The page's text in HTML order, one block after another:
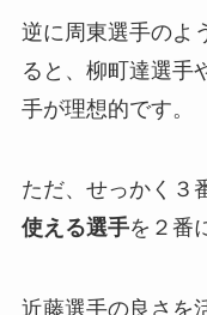
逆に周東選手のよ
ると、柳町達選手
手が理想的です。
ただ、せっかく３
使える選手を２番
近藤選手の良さを